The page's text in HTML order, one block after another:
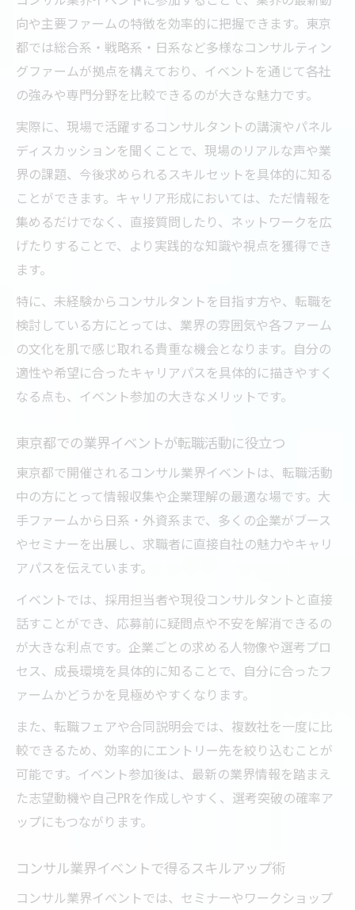
向や主要ファームの特徴を効率的に把握できます。東京
都では総合系・戦略系・日系など多様なコンサルティン
グファームが拠点を構えており、イベントを通じて各社
の強みや専門分野を比較できるのが大きな魅力です。
実際に、現場で活躍するコンサルタントの講演やパネル
ディスカッションを聞くことで、現場のリアルな声や業
界の課題、今後求められるスキルセットを具体的に知る
ことができます。キャリア形成においては、ただ情報を
集めるだけでなく、直接質問したり、ネットワークを広
げたりすることで、より実践的な知識や視点を獲得でき
ます。
特に、未経験からコンサルタントを目指す方や、転職を
検討している方にとっては、業界の雰囲気や各ファーム
の文化を肌で感じ取れる貴重な機会となります。自分の
適性や希望に合ったキャリアパスを具体的に描きやすく
なる点も、イベント参加の大きなメリットです。
東京都での業界イベントが転職活動に役立つ
東京都で開催されるコンサル業界イベントは、転職活動
中の方にとって情報収集や企業理解の最適な場です。大
手ファームから日系・外資系まで、多くの企業がブース
やセミナーを出展し、求職者に直接自社の魅力やキャリ
アパスを伝えています。
イベントでは、採用担当者や現役コンサルタントと直接
話すことができ、応募前に疑問点や不安を解消できるの
が大きな利点です。企業ごとの求める人物像や選考プロ
セス、成長環境を具体的に知ることで、自分に合ったフ
ァームかどうかを見極めやすくなります。
また、転職フェアや合同説明会では、複数社を一度に比
較できるため、効率的にエントリー先を絞り込むことが
可能です。イベント参加後は、最新の業界情報を踏まえ
た志望動機や自己PRを作成しやすく、選考突破の確率ア
ップにもつながります。
コンサル業界イベントで得るスキルアップ術
コンサル業界イベントでは、セミナーやワークショップ